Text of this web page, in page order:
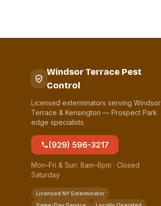
Windsor Terrace Pest
Control
Licensed exterminators serving Windsor
Terrace & Kensington — Prospect Park
edge specialists.
(929) 596-3217
Mon–Fri & Sun: 8am–6pm · Closed
Saturday
Licensed NY Exterminator